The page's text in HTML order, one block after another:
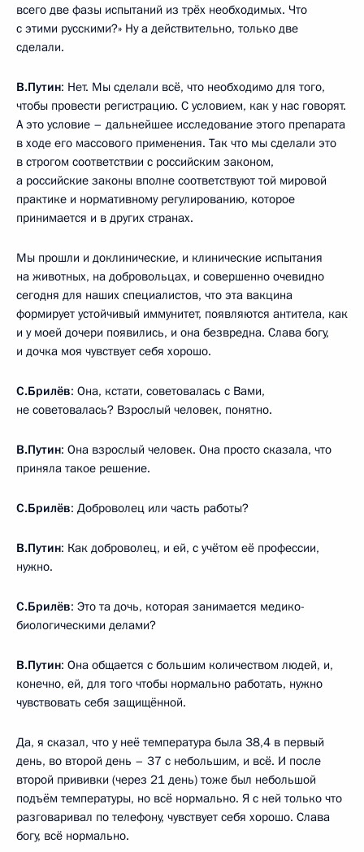
всего две фазы испытаний из трёх необходимых. Что
с этими русскими?» Ну а действительно, только две
сделали.
В.Путин: Нет. Мы сделали всё, что необходимо для того,
чтобы провести регистрацию. С условием, как у нас говорят.
А это условие – дальнейшее исследование этого препарата
в ходе его массового применения. Так что мы сделали это
в строгом соответствии с российским законом,
а российские законы вполне соответствуют той мировой
практике и нормативному регулированию, которое
принимается и в других странах.
Мы прошли и доклинические, и клинические испытания
на животных, на добровольцах, и совершенно очевидно
сегодня для наших специалистов, что эта вакцина
формирует устойчивый иммунитет, появляются антитела, как
и у моей дочери появились, и она безвредна. Слава богу,
и дочка моя чувствует себя хорошо.
С.Брилёв: Она, кстати, советовалась с Вами,
не советовалась? Взрослый человек, понятно.
В.Путин: Она взрослый человек. Она просто сказала, что
приняла такое решение.
С.Брилёв: Доброволец или часть работы?
В.Путин: Как доброволец, и ей, с учётом её профессии,
нужно.
С.Брилёв: Это та дочь, которая занимается медико-
биологическими делами?
В.Путин: Она общается с большим количеством людей, и,
конечно, ей, для того чтобы нормально работать, нужно
чувствовать себя защищённой.
Да, я сказал, что у неё температура была 38,4 в первый
день, во второй день – 37 с небольшим, и всё. И после
второй прививки (через 21 день) тоже был небольшой
подъём температуры, но всё нормально. Я с ней только что
разговаривал по телефону, чувствует себя хорошо. Слава
богу, всё нормально.